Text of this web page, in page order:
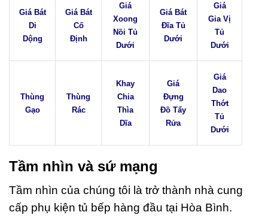
Giá Bát
Di
Dộng
Giá Bát
Cố
Định
Giá
Xoong
Nồi Tủ
Dưới
Giá Bát
Đĩa Tủ
Dưới
Giá
Gia Vị
Tủ
Dưới
Thùng
Gạo
Thùng
Rác
Khay
Chia
Thìa
Dĩa
Giá
Đựng
Đồ Tẩy
Rửa
Giá
Dao
Thớt
Tủ
Dưới
Tầm nhìn và sứ mạng
Tầm nhìn của chúng tôi là trở thành nhà cung
cấp phụ kiện tủ bếp hàng đầu tại Hòa Bình.